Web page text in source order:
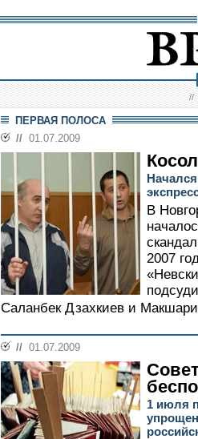
//
ПЕРВАЯ ПОЛОСА
// 01.07.2009
В
2007
Саланбек Дзахкиев и
// 01.07.2009
1 июля